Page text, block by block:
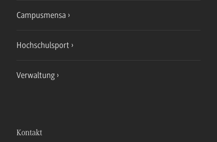
Campusmensa
Hochschulsport
Verwaltung
Kontakt